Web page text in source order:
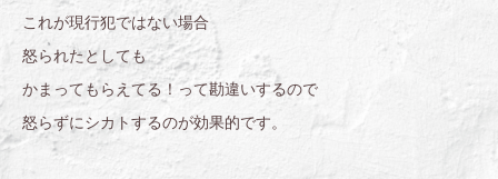
これが現行犯ではない場合
怒られたとしても
かまってもらえてる！って勘違いするので
怒らずにシカトするのが効果的です。